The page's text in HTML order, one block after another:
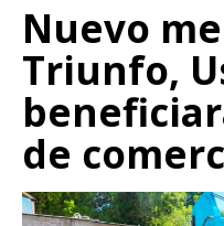
Nuevo
Triunfo,
de